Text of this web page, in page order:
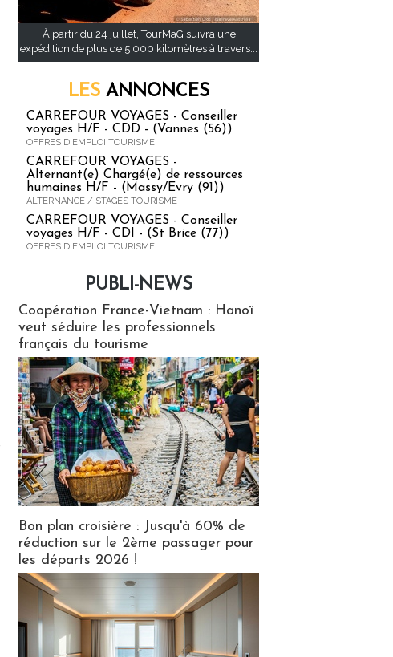
À partir du 24 juillet, TourMaG suivra une
expédition de plus de 5 000 kilomètres à travers...
LES ANNONCES
CARREFOUR VOYAGES - Conseiller
voyages H/F - CDD - (Vannes (56))
OFFRES D'EMPLOI TOURISME
CARREFOUR VOYAGES -
Alternant(e) Chargé(e) de ressources
humaines H/F - (Massy/Evry (91))
ALTERNANCE / STAGES TOURISME
CARREFOUR VOYAGES - Conseiller
voyages H/F - CDI - (St Brice (77))
OFFRES D'EMPLOI TOURISME
PUBLI-NEWS
Coopération France-Vietnam : Hanoï
veut séduire les professionnels
français du tourisme
Bon plan croisière : Jusqu'à 60% de
réduction sur le 2ème passager pour
les départs 2026 !